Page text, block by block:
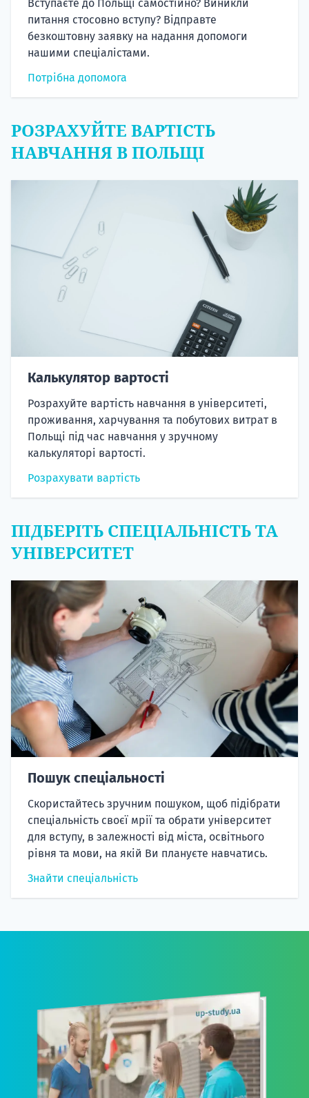
Вступаєте до Польщі самостійно? Виникли
питання стосовно вступу? Відправте
безкоштовну заявку на надання допомоги
нашими спеціалістами.
Потрібна допомога
РОЗРАХУЙТЕ ВАРТІСТЬ
НАВЧАННЯ В ПОЛЬЩІ
Калькулятор вартості
Розрахуйте вартість навчання в університеті,
проживання, харчування та побутових витрат в
Польщі під час навчання у зручному
калькуляторі вартості.
Розрахувати вартість
ПІДБЕРІТЬ СПЕЦІАЛЬНІСТЬ ТА
УНІВЕРСИТЕТ
Пошук спеціальності
Скористайтесь зручним пошуком, щоб підібрати
спеціальність своєї мрії та обрати університет
для вступу, в залежності від міста, освітнього
рівня та мови, на якій Ви плануєте навчатись.
Знайти спеціальність